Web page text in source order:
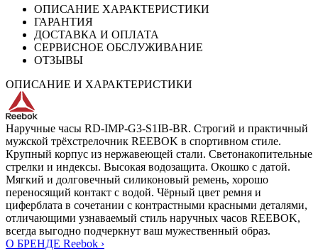
ОПИСАНИЕ ХАРАКТЕРИСТИКИ
ГАРАНТИЯ
ДОСТАВКА И ОПЛАТА
СЕРВИСНОЕ ОБСЛУЖИВАНИЕ
ОТЗЫВЫ
ОПИСАНИЕ И ХАРАКТЕРИСТИКИ
Наручные часы RD-IMP-G3-S1IB-BR. Строгий и практичный
мужской трёхстрелочник REEBOK в спортивном стиле.
Крупный корпус из нержавеющей стали. Светонакопительные
стрелки и индексы. Высокая водозащита. Окошко с датой.
Мягкий и долговечный силиконовый ремень, хорошо
переносящий контакт с водой. Чёрный цвет ремня и
циферблата в сочетании с контрастными красными деталями,
отличающими узнаваемый стиль наручных часов REEBOK,
всегда выгодно подчеркнут ваш мужественный образ.
О БРЕНДЕ Reebok ›